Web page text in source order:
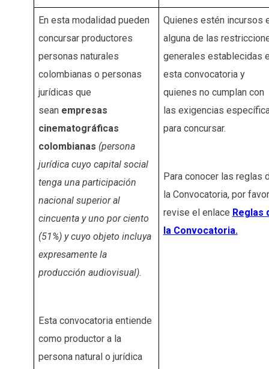
En esta modalidad pueden
concursar productores
personas naturales
colombianas o personas
jurídicas que
sean empresas
cinematográficas
colombianas (persona
jurídica cuyo capital social
tenga una participación
nacional superior al
cincuenta y uno por ciento
(51%) y cuyo objeto incluya
expresamente la
producción audiovisual).
Esta convocatoria entiende
como productor a la
persona natural o jurídica
Quienes estén incursos
alguna de las
generales establecidas
esta convocatoria y
quienes no cumplan con
las exigencias
para concursar.
Para conocer las reglas
la Convocatoria, por favor
revise el enlace Reglas
la Convocatoria.